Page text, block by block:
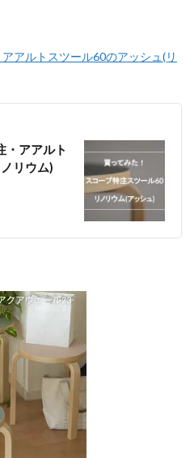
アルトスツール60のアッシュ(リ
・アアルト
リウム)